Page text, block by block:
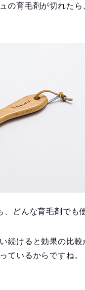
の育毛剤が切れた
どんな育毛剤でも
続けると効果の比
ているからですね。